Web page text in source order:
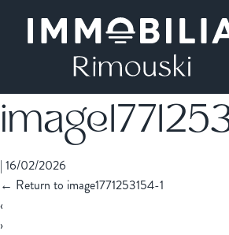
| 16/02/2026
← Return to image1771253154-1
‹
›